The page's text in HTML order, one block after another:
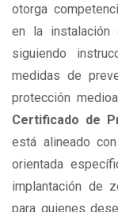
otorga
en la instalación
siguiendo
medidas de
protección
Certificado de
está alineado
orientada
implantación de
para quienes